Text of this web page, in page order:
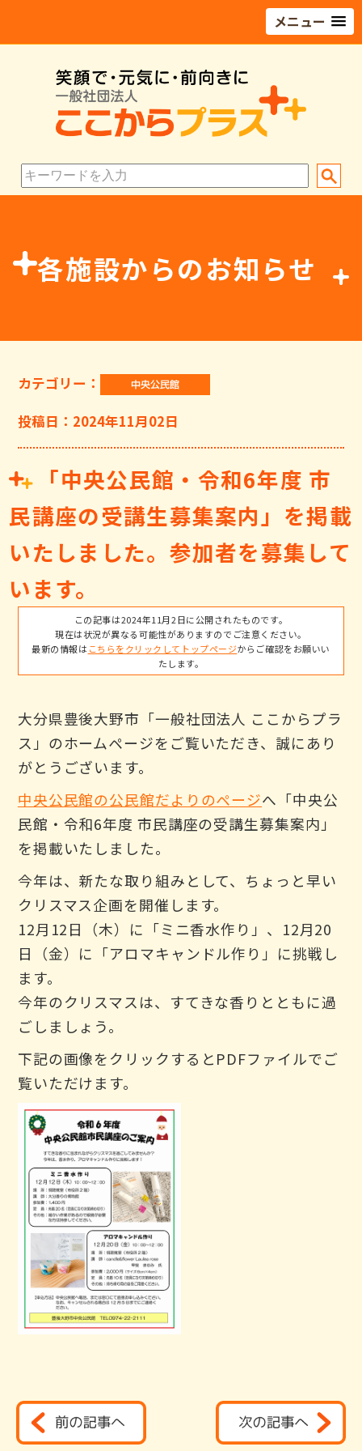
メニュー
各施設からのお知らせ
カテゴリー：
投稿日：2024年11月02日
「中央公民館・令和6年度 市
民講座の受講生募集案内」を掲載
いたしました。参加者を募集して
います。
この記事は2024年11月2日に公開されたものです。
現在は状況が異なる可能性がありますのでご注意ください。
最新の情報は こちらをクリックしてトップページからご確認をお願いい
たします。
大分県豊後大野市「一般社団法人 ここからプラ
ス」のホームページをご覧いただき、誠にあり
がとうございます。
中央公民館の公民館だよりのページへ「中央公
民館・令和6年度 市民講座の受講生募集案内」
を掲載いたしました。
今年は、新たな取り組みとして、ちょっと早い
クリスマス企画を開催します。
12月12日（木）に「ミニ香水作り」、12月20
日（金）に「アロマキャンドル作り」に挑戦し
ます。
今年のクリスマスは、すてきな香りとともに過
ごしましょう。
下記の画像をクリックするとPDFファイルでご
覧いただけます。